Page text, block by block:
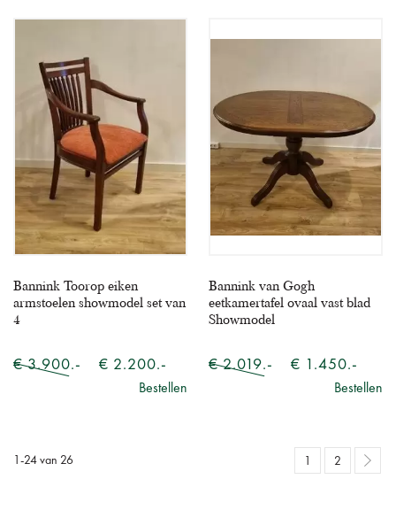
Bannink Toorop eiken
armstoelen showmodel set van
4
€ 3.900.- € 2.200.-
Bestellen
Bannink van Gogh
eetkamertafel ovaal vast blad
Showmodel
€ 2.019.- € 1.450.-
Bestellen
-24 van 26 2